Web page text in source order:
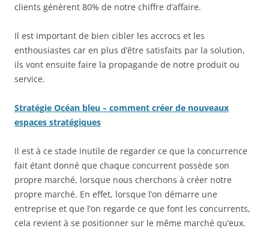
clients génèrent 80% de notre chiffre d’affaire.
Il est important de bien cibler les accrocs et les
enthousiastes car en plus d’être satisfaits par la solution,
ils vont ensuite faire la propagande de notre produit ou
service.
Stratégie Océan bleu – comment créer de nouveaux
espaces stratégiques
Il est à ce stade inutile de regarder ce que la concurrence
fait étant donné que chaque concurrent possède son
propre marché, lorsque nous cherchons à créer notre
propre marché. En effet, lorsque l’on démarre une
entreprise et que l’on regarde ce que font les concurrents,
cela revient à se positionner sur le même marché qu’eux.